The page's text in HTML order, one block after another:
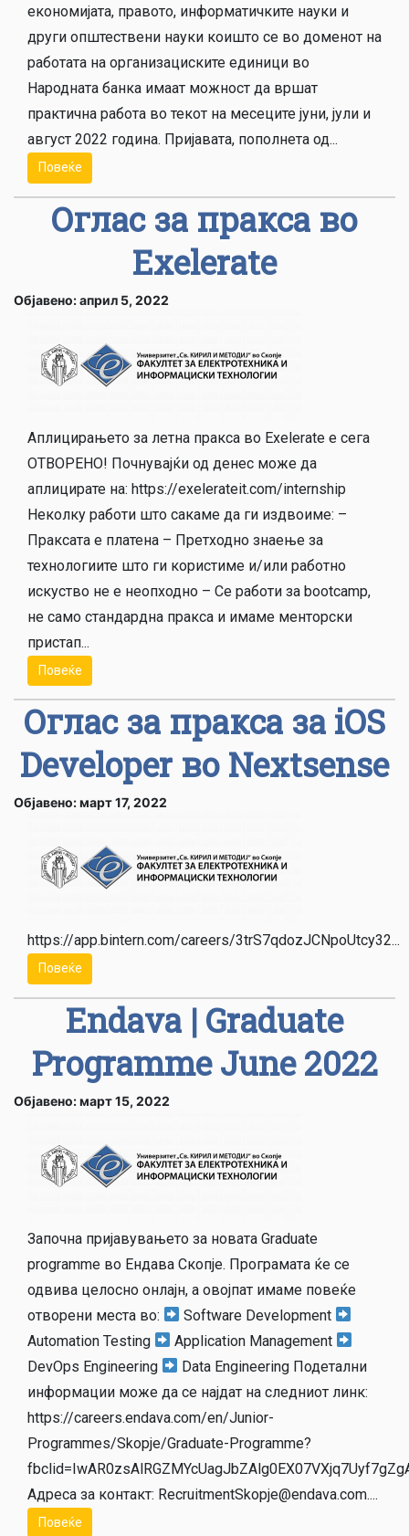
економијата, правото, информатичките науки и
други општествени науки коишто се во доменот на
работата на организациските единици во
Народната банка имаат можност да вршат
практична работа во текот на месеците јуни, јули и
август 2022 година. Пријавата, пополнета од...
Повеќе
Оглас за пракса во
Exelerate
Објавено: април 5, 2022
Аплицирањето за летна пракса во Exelerate е сега
ОТВОРЕНО! Почнувајќи од денес може да
аплицирате на: https://exelerateit.com/internship
Неколку работи што сакаме да ги издвоиме: –
Праксата е платена – Претходно знаење за
технологиите што ги користиме и/или работно
искуство не е неопходно – Се работи за bootcamp,
не само стандардна пракса и имаме менторски
пристап...
Повеќе
Оглас за пракса за iOS
Developer во Nextsense
Објавено: март 17, 2022
https://app.bintern.com/careers/3trS7qdozJCNpoUtcy32...
Повеќе
Endava | Graduate
Programme June 2022
Објавено: март 15, 2022
Започна пријавувањето за новата Graduate
programme во Ендава Скопје. Програмата ќе се
одвива целосно онлајн, а овојпат имаме повеќе
отворени места во:
Software Development
Automation Testing
Application Management
DevOps Engineering
Data Engineering Подетални
информации може да се најдат на следниот линк:
https://careers.endava.com/en/Junior-
Programmes/Skopje/Graduate-Programme?
Адреса за контакт: RecruitmentSkopje@endava.com....
Повеќе